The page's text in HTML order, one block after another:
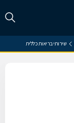
שירותי בריאות כללית